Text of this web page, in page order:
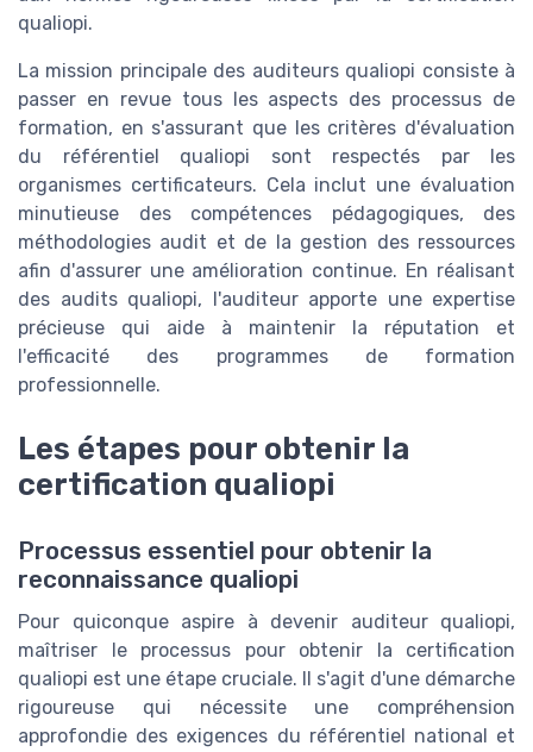
qualiopi.
La mission principale des auditeurs qualiopi consiste à
passer en revue tous les aspects des processus de
formation, en s'assurant que les critères d'évaluation
du référentiel qualiopi sont respectés par les
organismes certificateurs. Cela inclut une évaluation
minutieuse des compétences pédagogiques, des
méthodologies audit et de la gestion des ressources
afin d'assurer une amélioration continue. En réalisant
des audits qualiopi, l'auditeur apporte une expertise
précieuse qui aide à maintenir la réputation et
l'efficacité des programmes de formation
professionnelle.
Les étapes pour obtenir la
certification qualiopi
Processus essentiel pour obtenir la
reconnaissance qualiopi
Pour quiconque aspire à devenir auditeur qualiopi,
maîtriser le processus pour obtenir la certification
qualiopi est une étape cruciale. Il s'agit d'une démarche
rigoureuse qui nécessite une compréhension
approfondie des exigences du référentiel national et